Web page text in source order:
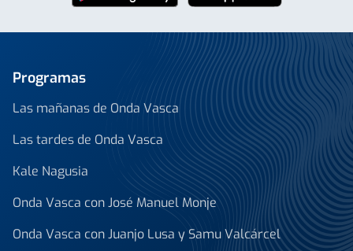
Programas
Las mañanas de Onda Vasca
Las tardes de Onda Vasca
Kale Nagusia
Onda Vasca con José Manuel Monje
Onda Vasca con Juanjo Lusa y Samu Valcárcel